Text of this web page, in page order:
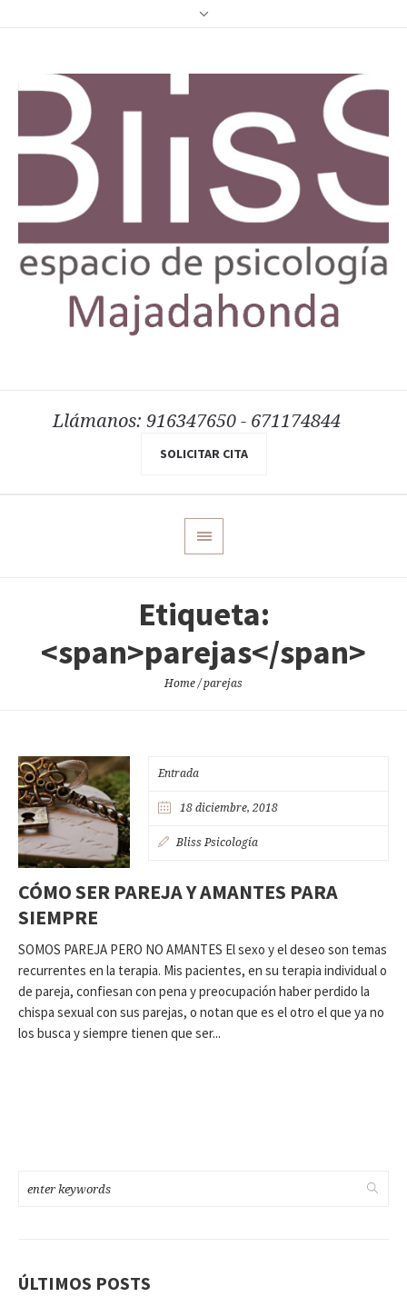
Llámanos: 916347650 - 671174844
SOLICITAR CITA
Etiqueta:
<span>parejas</span>
Home /parejas
Entrada
18 diciembre, 2018
Bliss Psicología
CÓMO SER PAREJA Y AMANTES PARA
SIEMPRE
SOMOS PAREJA PERO NO AMANTES El sexo y el deseo son temas
recurrentes en la terapia. Mis pacientes, en su terapia individual o
de pareja, confiesan con pena y preocupación haber perdido la
chispa sexual con sus parejas, o notan que es el otro el que ya no
los busca y siempre tienen que ser...
ÚLTIMOS POSTS